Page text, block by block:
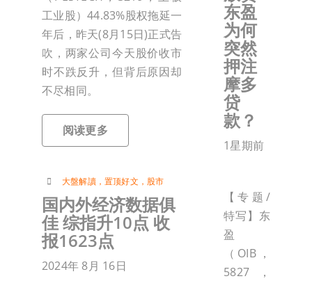
工业股）44.83%股权拖延一
年后，昨天(8月15日)正式告
吹，两家公司今天股价收市
时不跌反升，但背后原因却
不尽相同。
阅读更多
大盤解讀， 置顶好文 ， 股市
国内外经济数据俱
佳 综指升10点 收
报1623点
2024年 8月 16日
东盈
为何
突然
押注
摩多
贷
款？
1星期前
【专题/
特写】东
盈
（OIB，
5827，